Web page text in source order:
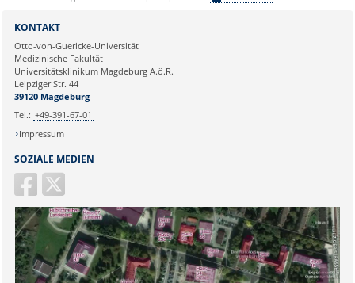
Ihre E-Mailadresse:
Ihr Anliegen:
SOZIALE MEDIEN
KONTAKT
Otto-von-Guericke-Universität
Medizinische Fakultät
Universitätsklinikum Magdeburg A.ö.R.
Leipziger Str. 44
39120 Magdeburg
Tel.: +49-391-67-01
Impressum